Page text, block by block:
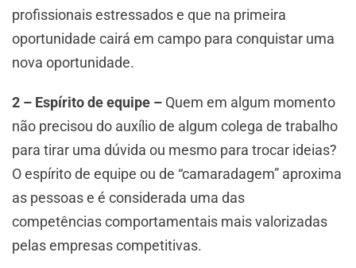
profissionais estressados e que na primeira
oportunidade cairá em campo para conquistar uma
nova oportunidade.
2 – Espírito de equipe – Quem em algum momento
não precisou do auxílio de algum colega de trabalho
para tirar uma dúvida ou mesmo para trocar ideias?
O espírito de equipe ou de “camaradagem” aproxima
as pessoas e é considerada uma das
competências comportamentais mais valorizadas
pelas empresas competitivas.